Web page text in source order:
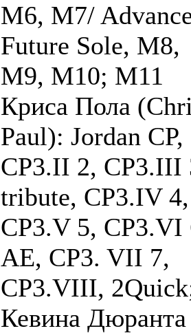
M6, M7/
Future Sole, M8,
M9, M10; M11
Криса Пола
Paul): Jordan CP,
CP3.II 2, CP3.III
tribute, CP3.IV 4,
CP3.V 5, CP3.VI
AE, CP3. VII 7,
CP3.VIII,
Кевина Дюранта